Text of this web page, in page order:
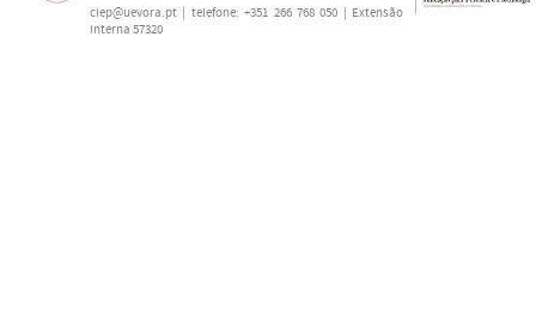
ciep@uevora.pt | telefone: +351 266 768 050 | Extensão
interna 57320